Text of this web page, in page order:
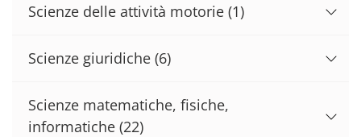
Scienze delle attività motorie (1)
Scienze giuridiche (6)
Scienze matematiche, fisiche,
informatiche (22)